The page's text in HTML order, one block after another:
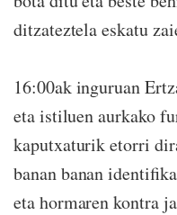
ditzateztela eskatu
16:00ak inguruan
eta istiluen aurkako
kaputxaturik etorri
banan banan
eta hormaren kontra